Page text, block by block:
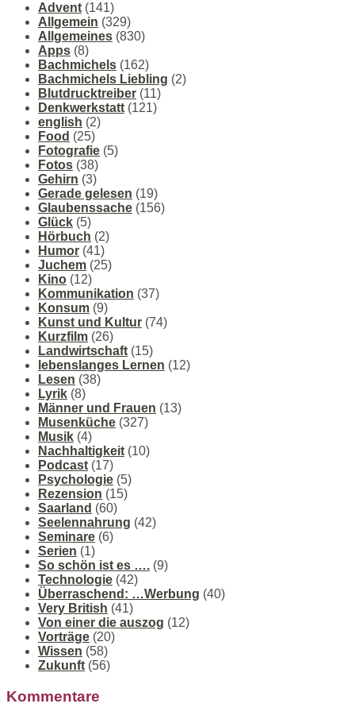
Advent (141)
Allgemein (329)
Allgemeines (830)
Apps (8)
Bachmichels (162)
Bachmichels Liebling (2)
Blutdrucktreiber (11)
Denkwerkstatt (121)
english (2)
Food (25)
Fotografie (5)
Fotos (38)
Gehirn (3)
Gerade gelesen (19)
Glaubenssache (156)
Glück (5)
Hörbuch (2)
Humor (41)
Juchem (25)
Kino (12)
Kommunikation (37)
Konsum (9)
Kunst und Kultur (74)
Kurzfilm (26)
Landwirtschaft (15)
lebenslanges Lernen (12)
Lesen (38)
Lyrik (8)
Männer und Frauen (13)
Musenküche (327)
Musik (4)
Nachhaltigkeit (10)
Podcast (17)
Psychologie (5)
Rezension (15)
Saarland (60)
Seelennahrung (42)
Seminare (6)
Serien (1)
So schön ist es …. (9)
Technologie (42)
Überraschend: …Werbung (40)
Very British (41)
Von einer die auszog (12)
Vorträge (20)
Wissen (58)
Zukunft (56)
Kommentare